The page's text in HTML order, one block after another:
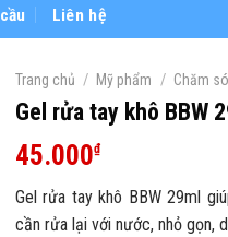
Liên hệ
Trang chủ / Mỹ phẩm / Chăm
Gel rửa tay khô BBW
45.000₫
Gel rửa tay khô BBW 29ml
cần rửa lại với nước, nhỏ gọn,